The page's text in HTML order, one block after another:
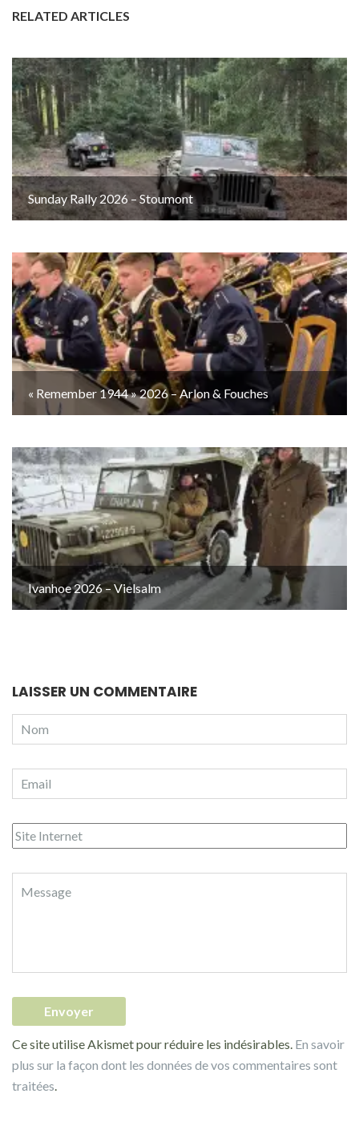
RELATED ARTICLES
Sunday Rally 2026 – Stoumont
« Remember 1944 » 2026 – Arlon & Fouches
Ivanhoe 2026 – Vielsalm
LAISSER UN COMMENTAIRE
Ce site utilise Akismet pour réduire les indésirables. En savoir
plus sur la façon dont les données de vos commentaires sont
traitées